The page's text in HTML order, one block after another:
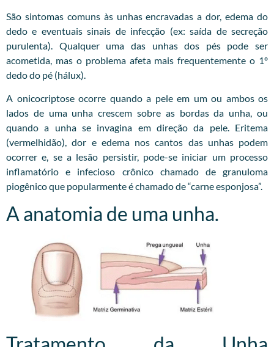
São sintomas comuns às unhas encravadas a dor, edema do
dedo e eventuais sinais de infecção (ex: saída de secreção
purulenta). Qualquer uma das unhas dos pés pode ser
acometida, mas o problema afeta mais frequentemente o 1º
dedo do pé (hálux).
A onicocriptose ocorre quando a pele em um ou ambos os
lados de uma unha crescem sobre as bordas da unha, ou
quando a unha se invagina em direção da pele. Eritema
(vermelhidão), dor e edema nos cantos das unhas podem
ocorrer e, se a lesão persistir, pode-se iniciar um processo
inflamatório e infecioso crônico chamado de granuloma
piogênico que popularmente é chamado de “carne esponjosa”.
A anatomia de uma unha.